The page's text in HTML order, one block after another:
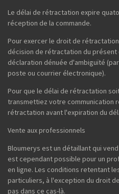
Le délai de rétractation expire
réception de la commande.
Pour exercer le droit de
décision de rétractation du présent
déclaration dénuée d'ambiguïté
poste ou courrier électronique).
Pour que le délai de rétractation
transmettiez votre communication
rétractation avant l'expiration du
Vente aux professionnels
Bloumerys est un détaillant qui
est cependant possible pour un
en ligne. Les conditions retentant
particuliers, à l'exception du droit
pas dans ce cas-là.